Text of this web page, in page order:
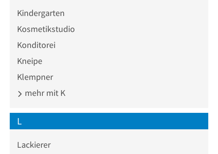
Kindergarten
Kosmetikstudio
Konditorei
Kneipe
Klempner
mehr mit K
L
Lackierer